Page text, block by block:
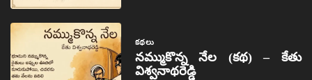
కథలు
నమ్ముకొన్న నేల (కథ) – కేతు
విశ్వనాథరెడ్డి